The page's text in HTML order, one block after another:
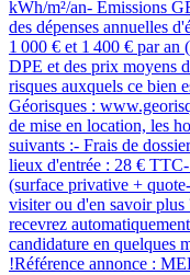
kWh/m²/an- Émissions
des dépenses annuelles
1 000 € et 1 400 € par an
DPE et des prix moyens
risques auxquels ce bien
Géorisques :
de mise en location, les
suivants :- Frais de
lieux d'entrée : 28 €
(surface privative +
visiter ou d'en savoir plus
recevrez
candidature en quelques
!Référence annonce :